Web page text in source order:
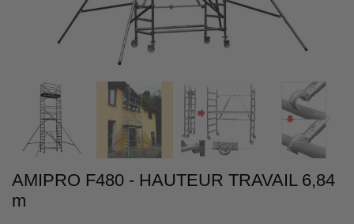
AMIPRO F480 - HAUTEUR TRAVAIL 6,84
m